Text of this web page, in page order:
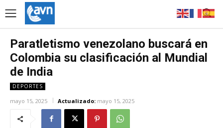
Paratletismo venezolano buscará en
Colombia su clasificación al Mundial
de India
DEPORTES
mayo 15, 2025 Actualizado: mayo 15, 2025